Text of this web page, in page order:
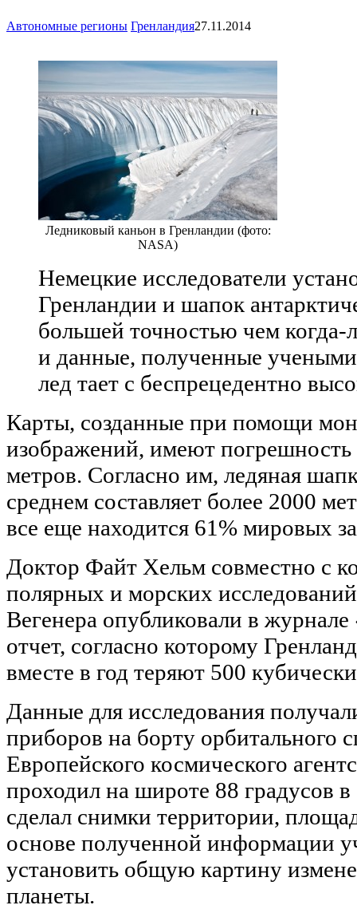
Автономные регионы Гренландия27.11.2014
Ледниковый каньон в Гренландии (фото:
NASA)
Немецкие исследователи
Гренландии и шапок
большей точностью чем
и данные, полученные
лед тает с беспрецедентно
Карты, созданные при помощи
изображений, имеют погрешность
метров. Согласно им, ледяная
среднем составляет более 2000
все еще находится 61% мировых
Доктор Файт Хельм совместно с
полярных и морских
Вегенера опубликовали в
отчет, согласно которому
вместе в год теряют 500
Данные для исследования
приборов на борту орбитального
Европейского космического
проходил на широте 88 градусов
сделал снимки территории,
основе полученной информации
установить общую картину
планеты.